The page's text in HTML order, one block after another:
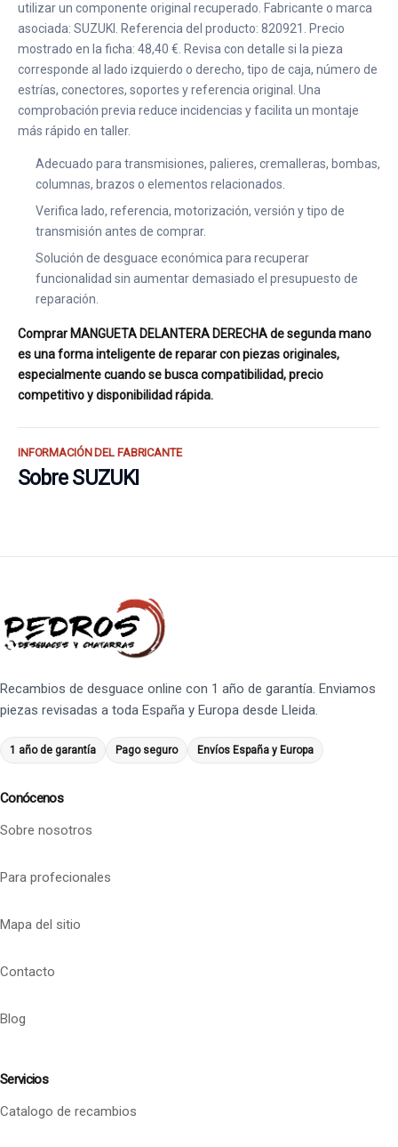
utilizar un componente original recuperado. Fabricante o marca
asociada: SUZUKI. Referencia del producto: 820921. Precio
mostrado en la ficha: 48,40 €. Revisa con detalle si la pieza
corresponde al lado izquierdo o derecho, tipo de caja, número de
estrías, conectores, soportes y referencia original. Una
comprobación previa reduce incidencias y facilita un montaje
más rápido en taller.
Adecuado para transmisiones, palieres, cremalleras, bombas,
columnas, brazos o elementos relacionados.
Verifica lado, referencia, motorización, versión y tipo de
transmisión antes de comprar.
Solución de desguace económica para recuperar
funcionalidad sin aumentar demasiado el presupuesto de
reparación.
Comprar MANGUETA DELANTERA DERECHA de segunda mano
es una forma inteligente de reparar con piezas originales,
especialmente cuando se busca compatibilidad, precio
competitivo y disponibilidad rápida.
INFORMACIÓN DEL FABRICANTE
Sobre SUZUKI
Recambios de desguace online con 1 año de garantía. Enviamos
piezas revisadas a toda España y Europa desde Lleida.
1 año de garantía Pago seguro Envíos España y Europa
Conócenos
Sobre nosotros
Para profecionales
Mapa del sitio
Contacto
Blog
Servicios
Catalogo de recambios